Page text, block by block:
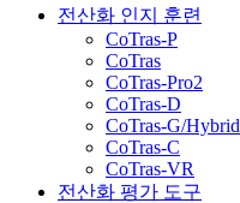
전산화 인지 훈련
CoTras-P
CoTras
CoTras-Pro2
CoTras-D
CoTras-G/Hybrid
CoTras-C
CoTras-VR
전산화 평가 도구